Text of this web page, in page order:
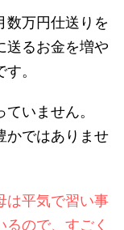
数万円仕送りを
送るお金を増や
。
いません。
かではありませ
は平気で習い事
ので、すごく